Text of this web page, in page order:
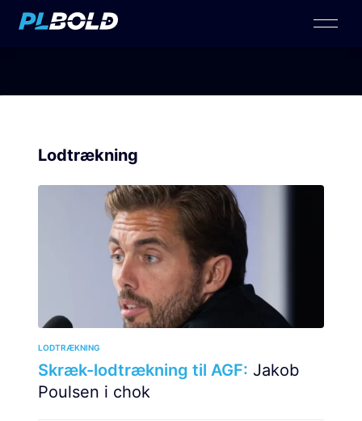
Lodtrækning
LODTRÆKNING
Skræk-lodtrækning til AGF: Jakob
Poulsen i chok